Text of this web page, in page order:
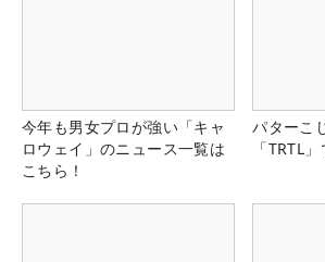
今年も男女プロが強い「キャ
ロウェイ」のニュース一覧は
こちら！
パターこ
「TRTL